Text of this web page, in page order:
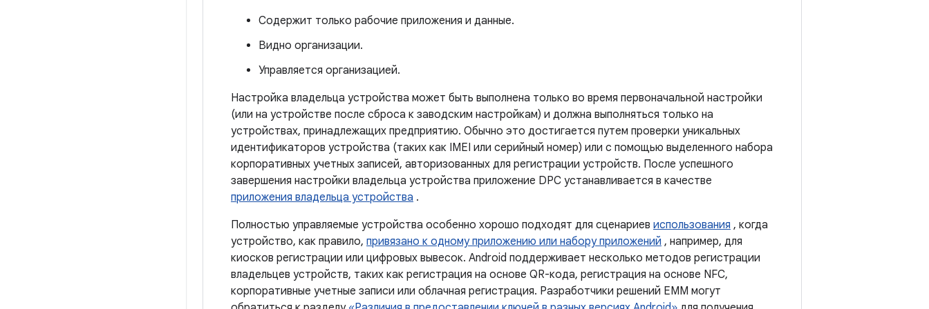
Содержит только рабочие приложения и данные.
Видно организации.
Управляется организацией.
Настройка владельца устройства может быть выполнена только во время первоначальной настройки
(или на устройстве после сброса к заводским настройкам) и должна выполняться только на
устройствах, принадлежащих предприятию. Обычно это достигается путем проверки уникальных
идентификаторов устройства (таких как IMEI или серийный номер) или с помощью выделенного набора
корпоративных учетных записей, авторизованных для регистрации устройств. После успешного
завершения настройки владельца устройства приложение DPC устанавливается в качестве
приложения владельца устройства .
Полностью управляемые устройства особенно хорошо подходят для сценариев использования , когда
устройство, как правило, привязано к одному приложению или набору приложений , например, для
киосков регистрации или цифровых вывесок. Android поддерживает несколько методов регистрации
владельцев устройств, таких как регистрация на основе QR-кода, регистрация на основе NFC,
корпоративные учетные записи или облачная регистрация. Разработчики решений EMM могут